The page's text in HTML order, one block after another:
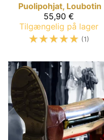
Puolipohjat, Loubotin
55,90 €
Tilgængelig på lager
☆☆☆☆☆ (1)